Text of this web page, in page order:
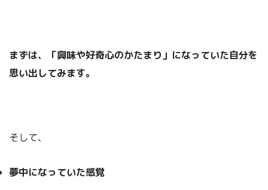
まずは、「興味や好奇心のかたまり」になっていた自分を
思い出してみます。
そして、
夢中になっていた感覚